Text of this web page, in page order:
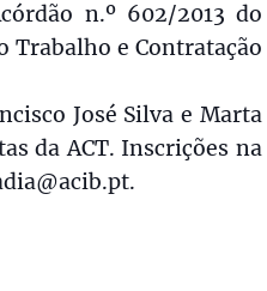
n.º 602/2013 do
Trabalho e Contratação
José Silva e Marta
da ACT. Inscrições na